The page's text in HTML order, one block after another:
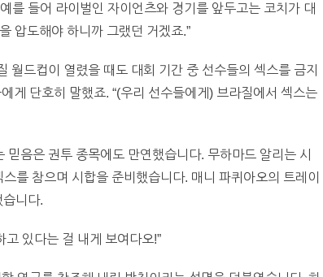
를 들어 라이벌인 자이언츠와 경기를 앞두고는 코치가 대
압도해야 하니까 그랬던 거겠죠.”
드컵이 열렸을 때도 대회 기간 중 선수들의 섹스를 금지
게 단호히 말했죠. “(우리 선수들에게) 브라질에서 섹스는
음은 권투 종목에도 만연했습니다. 무하마드 알리는 시
를 참으며 시합을 준비했습니다. 매니 파퀴아오의 트레이
니다.
있다는 걸 내게 보여다오!”